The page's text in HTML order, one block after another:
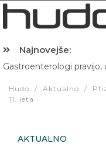
Najnovejše:
Gastroenterologi pravijo,
Hudo / Aktualno /
11. leta
AKTUALNO